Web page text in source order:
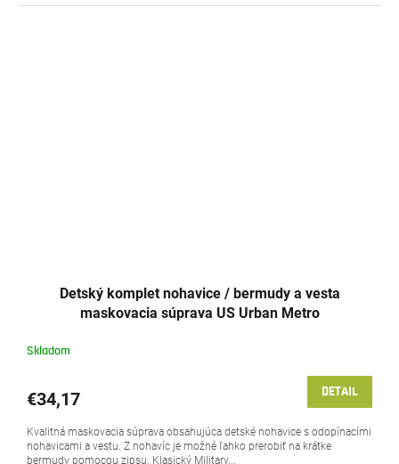
Detský komplet nohavice / bermudy a vesta
maskovacia súprava US Urban Metro
Skladom
€34,17 DETAIL
Kvalitná maskovacia súprava obsahujúca detské nohavice s odopínacími
nohavicami a vestu. Z nohavíc je možné ľahko prerobiť na krátke
bermudy pomocou zipsu. Klasický Military...